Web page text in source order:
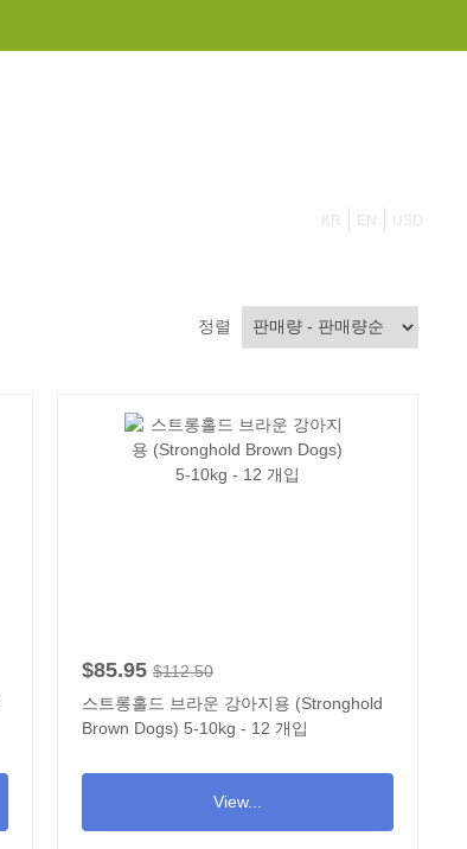
KR EN USD
정렬
$85.95 $112.50
스트롱홀드 브라운 강아지용 (Stronghold
Brown Dogs) 5-10kg - 12 개입
View...